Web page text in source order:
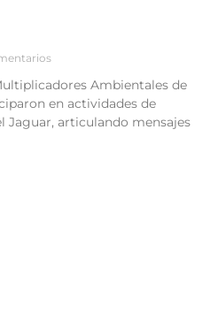
Ambientales de
en actividades de
Jaguar, articulando mensajes